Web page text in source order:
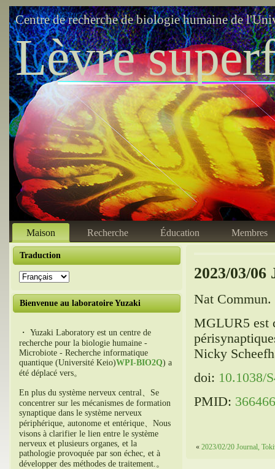
Centre de recherche de biologie humaine de
Lèvre
Maison Recherche Éducation Membres
Traduction
Bienvenue au laboratoire Yuzaki
・ Yuzaki Laboratory est un centre de
recherche pour la biologie humaine -
Microbiote - Recherche informatique
quantique (Université Keio)WPI-BIO2Q) a
été déplacé vers。
En plus du système nerveux central、Se
concentrer sur les mécanismes de formation
synaptique dans le système nerveux
périphérique, autonome et entérique、Nous
visons à clarifier le lien entre le système
nerveux et plusieurs organes, et la
pathologie provoquée par son échec, et à
développer des méthodes de traitement.。
2023/03/
Nat Commun.
MGLUR5 est
Nicky
doi: 10.1038/
PMID:
« 2023/02/20 Journal,